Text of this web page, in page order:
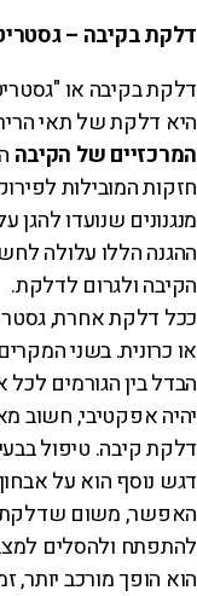
דלקת בקיבה –
דלקת בקיבה או
היא דלקת של תאי
המרכזיים של הקיבה
חזקות המובילות
מנגנונים שנועדו להגן
ההגנה הללו עלולה
הקיבה ולגרום לדלקת.
ככל דלקת אחרת,
או כרונית. בשני
הבדל בין הגורמים
יהיה אפקטיבי, חשוב
דלקת קיבה. טיפול
דגש נוסף הוא על
האפשר, משום שדלקת
להתפתח ולהסלים
הוא הופך מורכב יותר,